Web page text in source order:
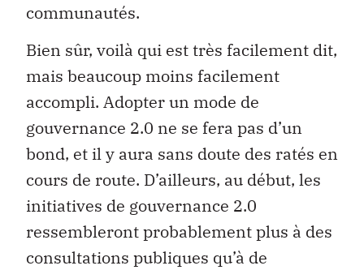
communautés.
Bien sûr, voilà qui est très facilement dit,
mais beaucoup moins facilement
accompli. Adopter un mode de
gouvernance 2.0 ne se fera pas d’un
bond, et il y aura sans doute des ratés en
cours de route. D’ailleurs, au début, les
initiatives de gouvernance 2.0
ressembleront probablement plus à des
consultations publiques qu’à de